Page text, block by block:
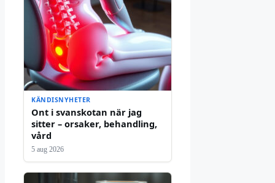
KÄNDISNYHETER
Ont i svanskotan när jag
sitter – orsaker, behandling,
vård
5 aug 2026